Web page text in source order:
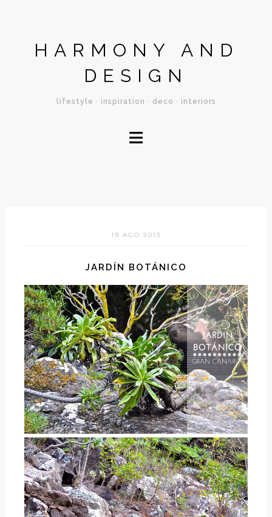
HARMONY AND
DESIGN
lifestyle · inspiration · deco · interiors
≡
19 AGO 2013
JARDÍN BOTÁNICO